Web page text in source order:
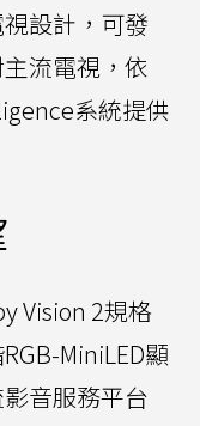
設計，可發
流電視，依
系統提供
Vision 2規格
MiniLED顯
音服務平台